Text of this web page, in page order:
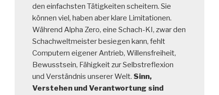
den einfachsten Tätigkeiten scheitern. Sie
können viel, haben aber klare Limitationen.
Während Alpha Zero, eine Schach-KI, zwar den
Schachweltmeister besiegen kann, fehlt
Computern eigener Antrieb, Willensfreiheit,
Bewusstsein, Fähigkeit zur Selbstreflexion
und Verständnis unserer Welt. Sinn,
Verstehen und Verantwortung sind